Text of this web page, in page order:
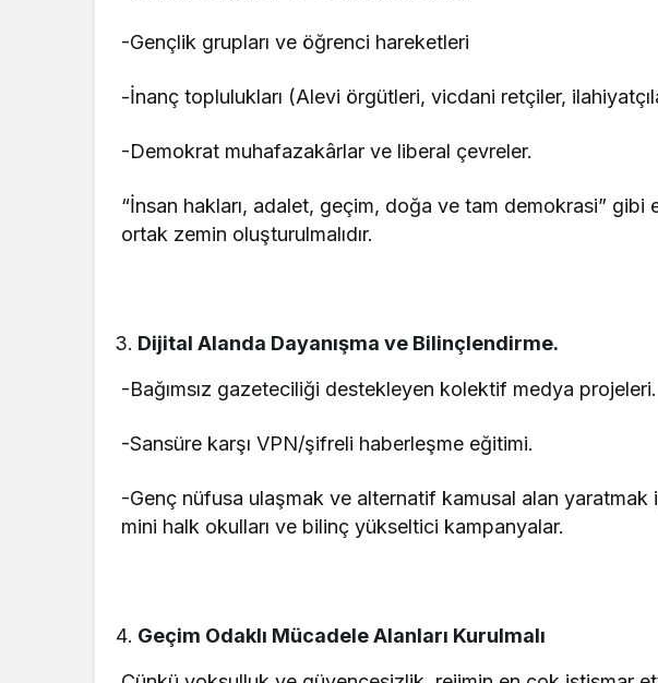
-Gençlik grupları ve öğrenci hareketleri
-İnanç toplulukları (Alevi örgütleri, vicdani retçiler,
-Demokrat muhafazakârlar ve liberal çevreler.
“İnsan hakları, adalet, geçim, doğa ve tam demokrasi” gibi
ortak zemin oluşturulmalıdır.
Dijital Alanda Dayanışma ve Bilinçlendirme.
-Bağımsız gazeteciliği destekleyen kolektif medya projeleri.
-Sansüre karşı VPN/şifreli haberleşme eğitimi.
-Genç nüfusa ulaşmak ve alternatif kamusal alan
mini halk okulları ve bilinç yükseltici kampanyalar.
Geçim Odaklı Mücadele Alanları Kurulmalı